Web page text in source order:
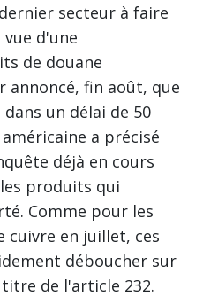
secteur à faire
d'une
de douane
annoncé, fin août, que
un délai de 50
a précisé
déjà en cours
produits qui
Comme pour les
cuivre en juillet, ces
déboucher sur
de l'article 232.